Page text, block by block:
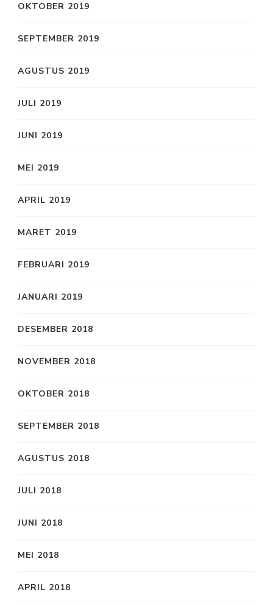
OKTOBER 2019
SEPTEMBER 2019
AGUSTUS 2019
JULI 2019
JUNI 2019
MEI 2019
APRIL 2019
MARET 2019
FEBRUARI 2019
JANUARI 2019
DESEMBER 2018
NOVEMBER 2018
OKTOBER 2018
SEPTEMBER 2018
AGUSTUS 2018
JULI 2018
JUNI 2018
MEI 2018
APRIL 2018